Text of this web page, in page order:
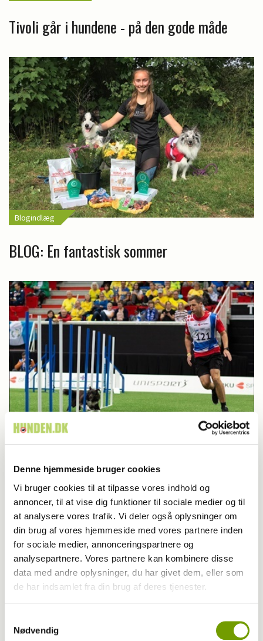
Denne hjemmeside bruger cookies
Vi bruger cookies til at tilpasse vores indhold og
annoncer, til at vise dig funktioner til sociale medier og til
at analysere vores trafik. Vi deler også oplysninger om
din brug af vores hjemmeside med vores partnere inden
for sociale medier, annonceringspartnere og
analysepartnere. Vores partnere kan kombinere disse
data med andre oplysninger, du har givet dem, eller som
de har indsamlet fra din brug af deres tjenester.
Nødvendig
Tivoli går i hundene - på den gode måde
Blogindlæg
BLOG: En fantastisk sommer
Ingen medaljer til Danmark i agility